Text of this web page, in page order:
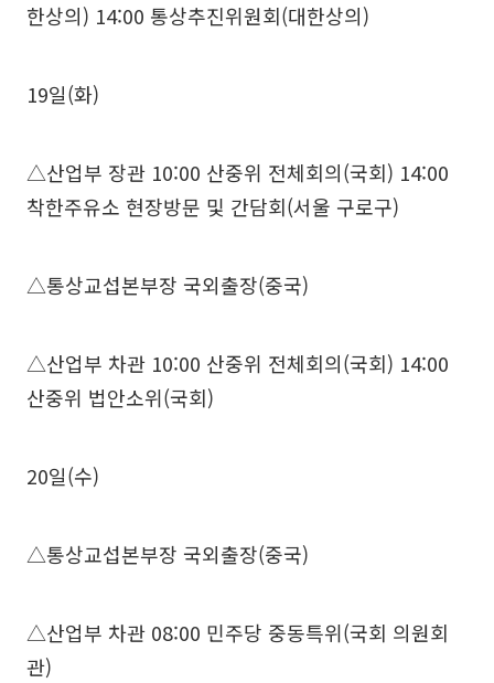
한상의) 14:00 통상추진위원회(대한상의)
19일(화)
△산업부 장관 10:00 산중위 전체회의(국회) 14:00
착한주유소 현장방문 및 간담회(서울 구로구)
△통상교섭본부장 국외출장(중국)
△산업부 차관 10:00 산중위 전체회의(국회) 14:00
산중위 법안소위(국회)
20일(수)
△통상교섭본부장 국외출장(중국)
△산업부 차관 08:00 민주당 중동특위(국회 의원회
관)